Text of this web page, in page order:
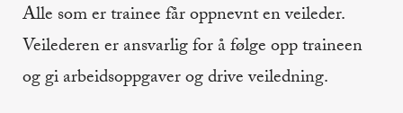
Alle som er trainee får oppnevnt en veileder.
Veilederen er ansvarlig for å følge opp traineen
og gi arbeidsoppgaver og drive veiledning.